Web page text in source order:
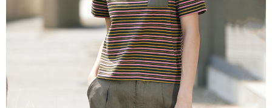
代金納付期限は最短で 14 日以内ですので、ご注意ください。AFTEE アプ
リをダウンロードして AFTEE 会員になるとお支払い期限を最長 45 日以内
まで延長できます。
お支払期限は、ショップが請求した期日と、AFTEEで延長できる日数をも
とに計算されます。AFTEEで注文すると、商品を受け取るまで支払い期限
を延長できますが、商品を期限内に受け取れない場合があります（例：予
約商品や商品到着日が比較的遅い商品）。そのため、商品到着の有無に関
わらず、AFTEEで指定された期限内にお支払いください。
配送毎にNT$100、NT$2,000以上で送料無料
配送毎にNT$100、NT$2,000以上で送料無料
配送毎にNT$100、NT$2,000以上で送料無料